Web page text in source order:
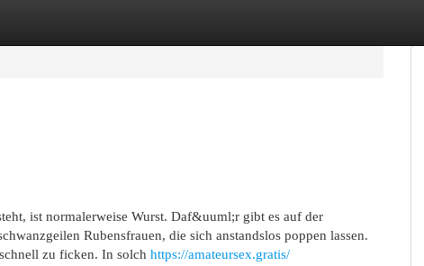
ist normalerweise Wurst. Daf&uuml;r gibt es auf der
Rubensfrauen, die sich anstandslos poppen lassen.
zu ficken. In solch https://amateursex.gratis/